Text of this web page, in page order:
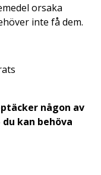
orsaka
inte få dem.
någon av
kan behöva